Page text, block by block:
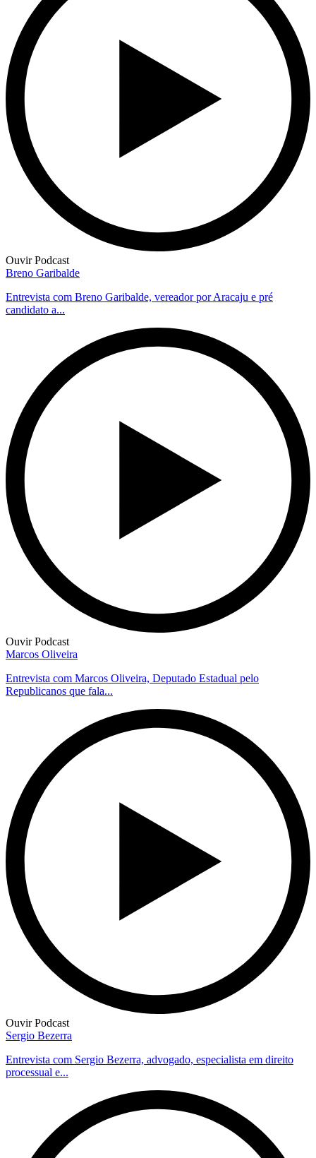
Ouvir Podcast
Breno Garibalde
Entrevista com Breno Garibalde, vereador por Aracaju e pré
candidato a...
Ouvir Podcast
Marcos Oliveira
Entrevista com Marcos Oliveira, Deputado Estadual pelo
Republicanos que fala...
Ouvir Podcast
Sergio Bezerra
Entrevista com Sergio Bezerra, advogado, especialista em direito
processual e...